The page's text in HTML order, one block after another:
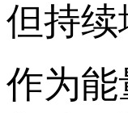
但持
作为